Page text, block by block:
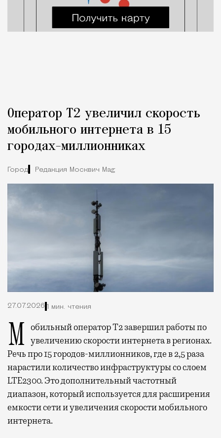
Оператор Т2 увеличил скорость
мобильного интернета в 15
городах-миллионниках
Город Редакция Москвич Mag
27.07.2026 1 мин. чтения
Мобильный оператор Т2 завершил работы по увеличению скорости интернета в регионах.
Речь про 15 городов-миллионников, где в 2,5 раза
нарастили количество инфраструктуры со слоем
LTE2300. Это дополнительный частотный
диапазон, который используется для расширения
емкости сети и увеличения скорости мобильного
интернета.